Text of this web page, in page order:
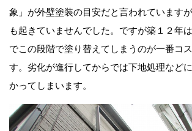
象」が外壁塗装の目安だと言われています
も起きていませんでした。ですが築１２年
でこの段階で塗り替えてしまうのが一番コ
す。劣化が進行してからでは下地処理など
かってしまいます。